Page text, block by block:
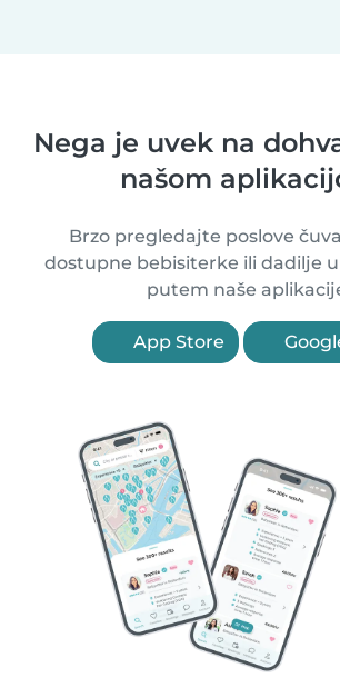
Nega je uvek na
našom
Brzo pregledajte poslove
dostupne bebisiterke ili dadilje
putem naše
App Store